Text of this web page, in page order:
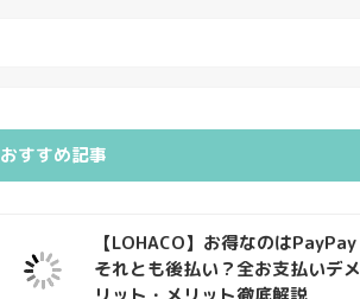
おすすめ記事
【LOHACO】お得なのはPayPay
それとも後払い？全お支払いデメ